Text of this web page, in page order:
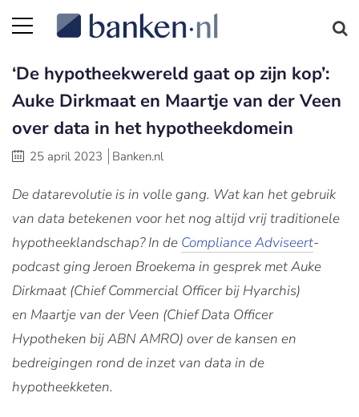
‘De hypotheekwereld gaat op zijn kop’:
Auke Dirkmaat en Maartje van der Veen
over data in het hypotheekdomein
25 april 2023 Banken.nl
De datarevolutie is in volle gang. Wat kan het gebruik
van data betekenen voor het nog altijd vrij traditionele
hypotheeklandschap? In de Compliance Adviseert-
podcast ging Jeroen Broekema in gesprek met Auke
Dirkmaat (Chief Commercial Officer bij Hyarchis)
en Maartje van der Veen (Chief Data Officer
Hypotheken bij ABN AMRO) over de kansen en
bedreigingen rond de inzet van data in de
hypotheekketen.